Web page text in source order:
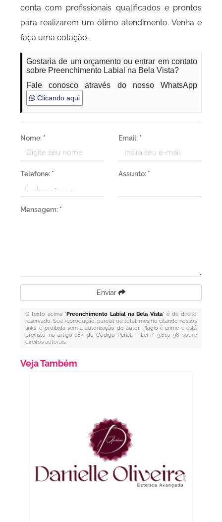
conta com profissionais qualificados e prontos
para realizarem um ótimo atendimento. Venha e
faça uma cotação.
Gostaria de um orçamento ou entrar em contato
sobre Preenchimento Labial na Bela Vista?
Fale conosco através do nosso WhatsApp
Clicando aqui
Nome: * Email: *
Telefone: * Assunto: *
Mensagem: *
Enviar
O texto acima "Preenchimento Labial na Bela Vista" é de direito
reservado. Sua reprodução, parcial ou total, mesmo citando nossos
links, é proibida sem a autorização do autor. Plágio é crime e está
previsto no artigo 184 do Código Penal. – Lei n° 9.610-98 sobre
direitos autorais.
Veja Também